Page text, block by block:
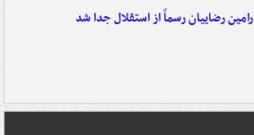
رامین رضاییان رسماً از استقلال جدا شد